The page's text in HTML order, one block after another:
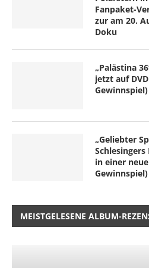
Fanpaket-
zur am 20.
Doku
„Palästina
jetzt auf
Gewinnspiel)
„Geliebter
in einer
Gewinnspiel)
MEISTGELESENE ALBUM-